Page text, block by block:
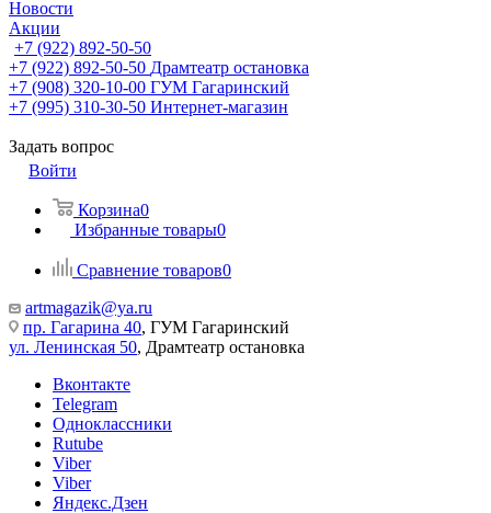
Новости
Акции
+7 (922) 892-50-50
+7 (922) 892-50-50 Драмтеатр остановка
+7 (908) 320-10-00 ГУМ Гагаринский
+7 (995) 310-30-50 Интернет-магазин
Задать вопрос
Войти
Корзина0
Избранные товары0
Сравнение товаров0
artmagazik@ya.ru
пр. Гагарина 40, ГУМ Гагаринский
ул. Ленинская 50, Драмтеатр остановка
Вконтакте
Telegram
Одноклассники
Rutube
Viber
Viber
Яндекс.Дзен